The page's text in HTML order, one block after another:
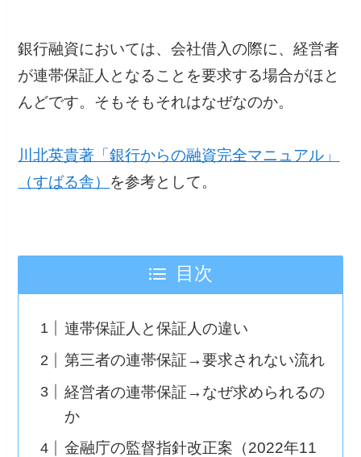
銀行融資においては、会社借入の際に、経営者
が連帯保証人となることを要求する場合がほと
んどです。そもそもそれはなぜなのか。
川北英貴著「銀行からの融資完全マニュアル」
（すばる舎） を参考として。
目次
連帯保証人と保証人の違い
第三者の連帯保証→要求されない流れ
経営者の連帯保証→なぜ求められるの
か
金融庁の監督指針改正案（2022年11